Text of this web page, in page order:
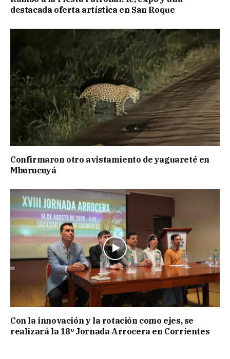
destacada oferta artística en San Roque
Confirmaron otro avistamiento de yaguareté en
Mburucuyá
Con la innovación y la rotación como ejes, se
realizará la 18º Jornada Arrocera en Corrientes